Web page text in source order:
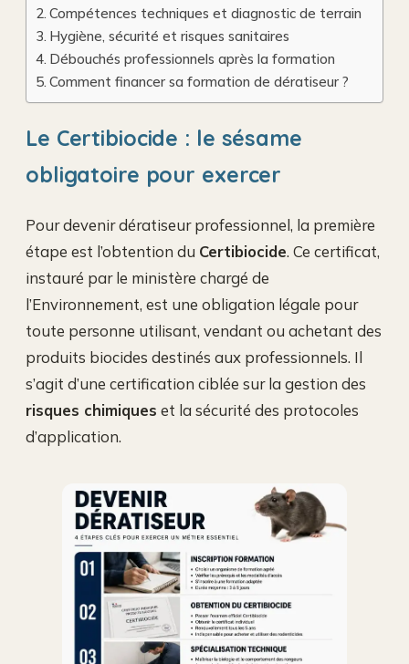
Compétences techniques et diagnostic de terrain
Hygiène, sécurité et risques sanitaires
Débouchés professionnels après la formation
Comment financer sa formation de dératiseur ?
Le Certibiocide : le sésame
obligatoire pour exercer
Pour devenir dératiseur professionnel, la première
étape est l’obtention du Certibiocide. Ce certificat,
instauré par le ministère chargé de
l’Environnement, est une obligation légale pour
toute personne utilisant, vendant ou achetant des
produits biocides destinés aux professionnels. Il
s’agit d’une certification ciblée sur la gestion des
risques chimiques et la sécurité des protocoles
d’application.